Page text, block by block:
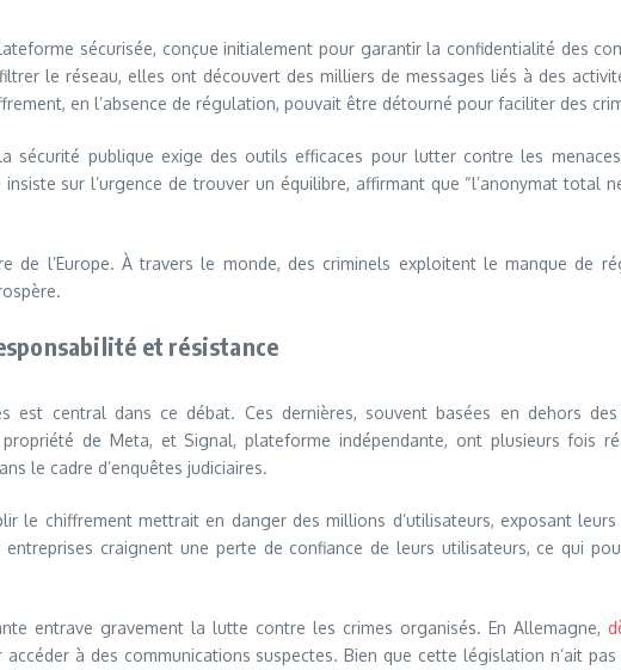
sécurisée, conçue initialement pour garantir la confidentialité des
le réseau, elles ont découvert des milliers de messages liés à des
en l’absence de régulation, pouvait être détourné pour faciliter des
sécurité publique exige des outils efficaces pour lutter contre les
sur l’urgence de trouver un équilibre, affirmant que “l’anonymat total
de l’Europe. À travers le monde, des criminels exploitent le manque de
et résistance
est central dans ce débat. Ces dernières, souvent basées en dehors
de Meta, et Signal, plateforme indépendante, ont plusieurs fois
le cadre d’enquêtes judiciaires.
le chiffrement mettrait en danger des millions d’utilisateurs, exposant
craignent une perte de confiance de leurs utilisateurs, ce qui
entrave gravement la lutte contre les crimes organisés. En Allemagne,
à des communications suspectes. Bien que cette législation n’ait